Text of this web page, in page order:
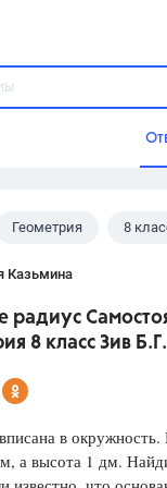
Геометрия 8
Казьмина
радиус
8 класс Зив Б.Г.
в
а высота 1 дм.